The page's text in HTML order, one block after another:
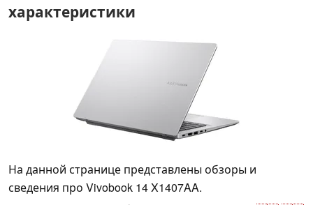
характеристики
На данной странице представлены обзоры и
сведения про Vivobook 14 X1407AA.